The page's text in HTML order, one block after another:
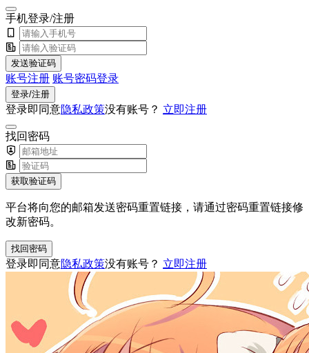
手机登录/注册
发送验证码
账号注册 账号密码登录
登录/注册
登录即同意隐私政策没有账号？ 立即注册
找回密码
获取验证码
平台将向您的邮箱发送密码重置链接，请通过密码重置链接修
改新密码。
找回密码
登录即同意隐私政策没有账号？ 立即注册